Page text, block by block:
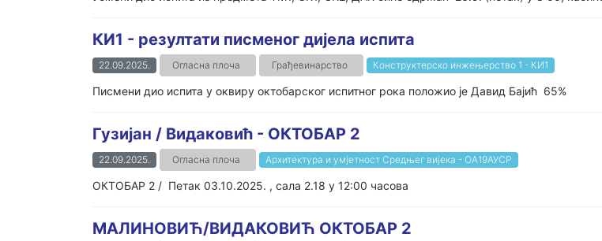
КИ1 - резултати писменог дијела испита
22.09.2025. Огласна плоча Грађевинарство Конструктерско инжењерство 1 - КИ1
Писмени дио испита у оквиру октобарског испитног рока положио је Давид Бајић 65%
Гузијан / Видаковић - ОКТОБАР 2
22.09.2025. Огласна плоча Архитектура и умјетност Средњег вијека - ОА19АУСР
ОКТОБАР 2 / Петак 03.10.2025. , сала 2.18 у 12:00 часова
МАЛИНОВИЋ/ВИДАКОВИЋ ОКТОБАР 2